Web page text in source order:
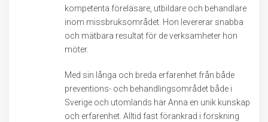
kompetenta föreläsare, utbildare och behandlare
inom missbruksområdet. Hon levererar snabba
och mätbara resultat för de verksamheter hon
möter.
Med sin långa och breda erfarenhet från både
preventions- och behandlingsområdet både i
Sverige och utomlands har Anna en unik kunskap
och erfarenhet. Alltid fast förankrad i forskning